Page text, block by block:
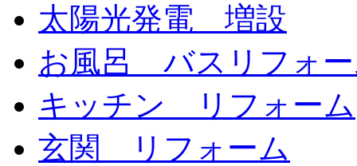
太陽光発電 増設
お風呂 バスリフォ
キッチン リフォーム
玄関 リフォーム